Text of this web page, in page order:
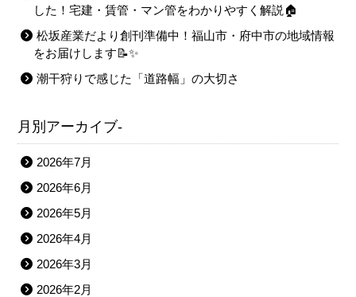
した！宅建・賃管・マン管をわかりやすく解説🏠
松坂産業だより創刊準備中！福山市・府中市の地域情報
をお届けします📝✨
潮干狩りで感じた「道路幅」の大切さ
月別アーカイブ-
2026年7月
2026年6月
2026年5月
2026年4月
2026年3月
2026年2月